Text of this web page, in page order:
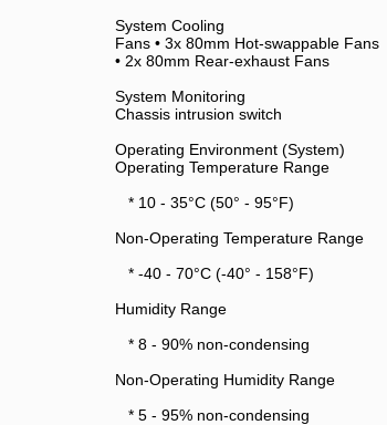
System Cooling
Fans • 3x 80mm Hot-swappable Fans
• 2x 80mm Rear-exhaust Fans
System Monitoring
Chassis intrusion switch
Operating Environment (System)
Operating Temperature Range
* 10 - 35°C (50° - 95°F)
Non-Operating Temperature Range
* -40 - 70°C (-40° - 158°F)
Humidity Range
* 8 - 90% non-condensing
Non-Operating Humidity Range
* 5 - 95% non-condensing